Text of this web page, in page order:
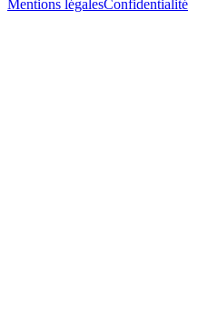
Mentions légalesConfidentialité